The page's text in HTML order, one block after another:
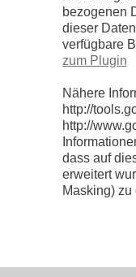
bezogenen
dieser
verfügbare
zum Plugin
Nähere
http://
http://
dass auf
erweitert
Masking)